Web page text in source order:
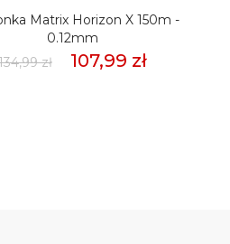
Matrix Horizon X 150m -
0.12mm
zł
107,99 zł